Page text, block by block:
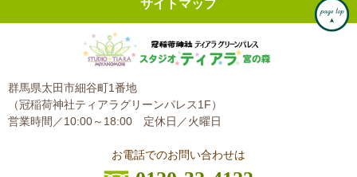
サイトマップ
群馬県太田市細谷町1番地
（冠稲荷神社ティアラグリーンパレス1F）
営業時間／10:00～18:00 定休日／火曜日
お電話でのお問い合わせは